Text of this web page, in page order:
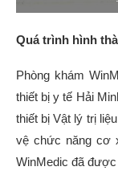
Quá trình hình
Phòng khám
thiết bị y tế Hải
thiết bị Vật lý trị
vệ chức năng cơ
WinMedic đã